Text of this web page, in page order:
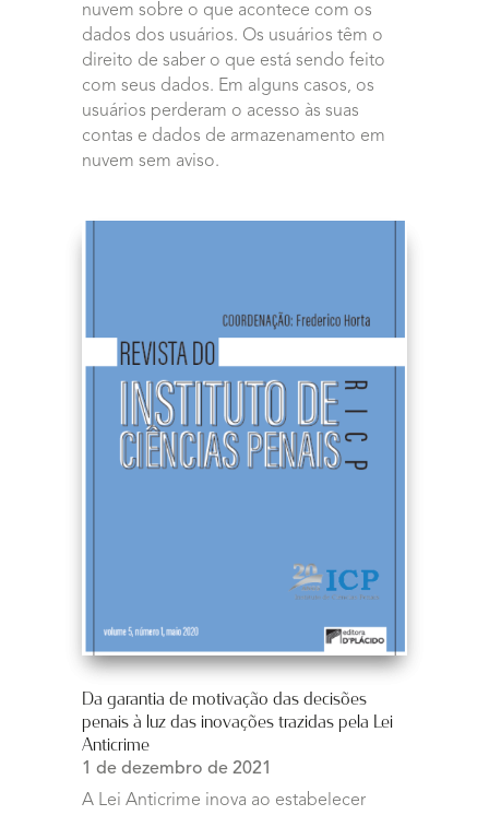
nuvem sobre o que acontece com os
dados dos usuários. Os usuários têm o
direito de saber o que está sendo feito
com seus dados. Em alguns casos, os
usuários perderam o acesso às suas
contas e dados de armazenamento em
nuvem sem aviso.
Da garantia de motivação das decisões
penais à luz das inovações trazidas pela Lei
Anticrime
1 de dezembro de 2021
A Lei Anticrime inova ao estabelecer